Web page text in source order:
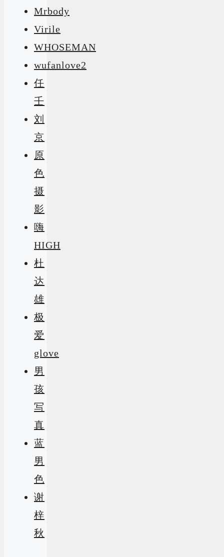
Mrbody
Virile
WHOSEMAN
wufanlove2
任
壬
刘
京
原
色
摄
影
嗨
HIGH
杜
达
雄
极
爱
glove
男
孩
写
真
蓝
男
色
谢
梓
秋